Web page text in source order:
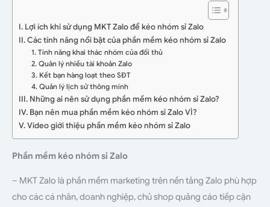
I. Lợi ích khi sử dụng MKT Zalo để kéo nhóm sỉ Zalo
II. Các tính năng nổi bật của phần mềm kéo nhóm sỉ Zalo
1. Tính năng khai thác nhóm của đối thủ
2. Quản lý nhiều tài khoản Zalo
3. Kết bạn hàng loạt theo SĐT
4. Quản lý lịch sử thông minh
III. Những ai nên sử dụng phần mềm kéo nhóm sỉ Zalo?
IV. Bạn nên mua phần mềm kéo nhóm sỉ Zalo VÌ?
V. Video giới thiệu phần mềm kéo nhóm sỉ Zalo
Phần mềm kéo nhóm sỉ Zalo
– MKT Zalo là phần mềm marketing trên nền tảng Zalo phù hợp
cho các cá nhân, doanh nghiệp, chủ shop quảng cáo tiếp cận